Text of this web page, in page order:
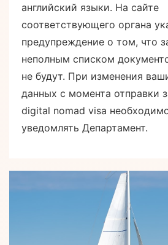
английский языки. На сайте
соответствующего органа
предупреждение о том, что
неполным списком
не будут. При изменения
данных с момента отправки
digital nomad visa
уведомлять Департамент.